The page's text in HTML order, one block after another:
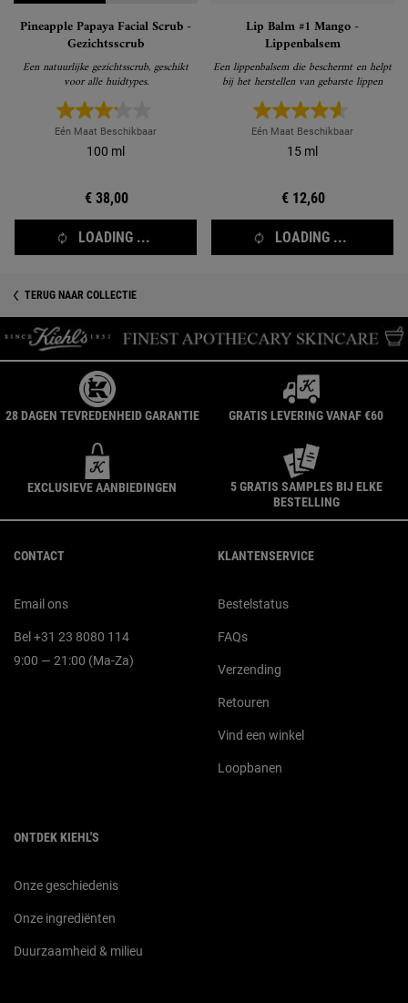
Pineapple Papaya Facial Scrub -
Gezichtsscrub
Een natuurlijke gezichtsscrub, geschikt
voor alle huidtypes.
Eén Maat Beschikbaar
100 ml
€ 38,00
LOADING ...
Lip Balm #1 Mango -
Lippenbalsem
Een lippenbalsem die beschermt en helpt
bij het herstellen van gebarste lippen
Eén Maat Beschikbaar
15 ml
€ 12,60
LOADING ...
TERUG NAAR COLLECTIE
28 DAGEN TEVREDENHEID GARANTIE GRATIS LEVERING VANAF €60
EXCLUSIEVE AANBIEDINGEN
5 GRATIS SAMPLES BIJ ELKE
BESTELLING
CONTACT
Email ons
Bel +31 23 8080 114
9:00 — 21:00 (Ma-Za)
KLANTENSERVICE
Bestelstatus
FAQs
Verzending
Retouren
Vind een winkel
Loopbanen
ONTDEK KIEHL'S
Onze geschiedenis
Onze ingrediënten
Duurzaamheid & milieu